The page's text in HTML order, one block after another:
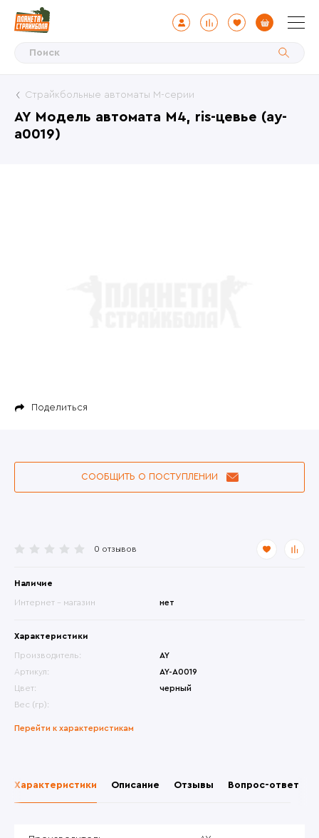
AY Модель автомата M4, ris-цевье (ay-
a0019)
Страйкбольные автоматы М-серии
Поделиться
0 отзывов
Наличие
Интернет - магазин нет
Характеристики
Производитель:
AY
Артикул:
AY-A0019
Цвет:
черный
Вес (гр):
Перейти к характеристикам
СООБЩИТЬ О ПОСТУПЛЕНИИ
Характеристики Описание Отзывы Вопрос-ответ